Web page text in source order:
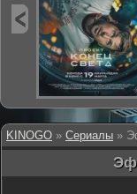
KINOGO » Сериалы »